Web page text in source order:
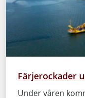
Färjerockader
Under våren